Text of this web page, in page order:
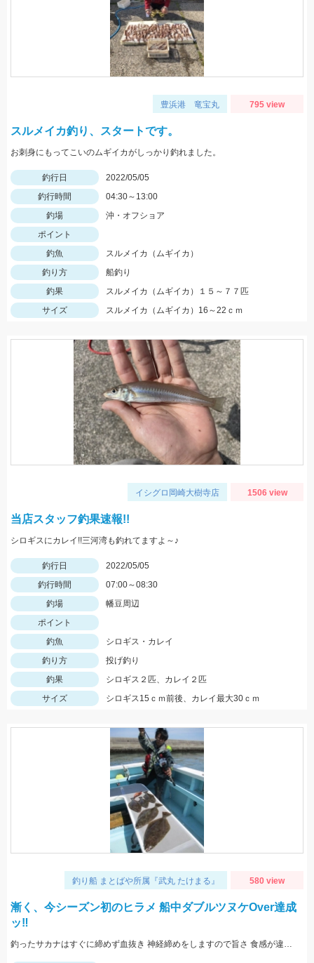
豊浜港 竜宝丸 795 view
スルメイカ釣り、スタートです。
お刺身にもってこいのムギイカがしっかり釣れました。
釣行日
2022/05/05
釣行時間
04:30～13:00
釣場
沖・オフショア
ポイント
釣魚
スルメイカ（ムギイカ）
釣り方
船釣り
釣果
スルメイカ（ムギイカ）１５～７７匹
サイズ
スルメイカ（ムギイカ）16～22ｃｍ
イシグロ岡崎大樹寺店 1506 view
当店スタッフ釣果速報!!
シロギスにカレイ!!三河湾も釣れてますよ～♪
釣行日
2022/05/05
釣行時間
07:00～08:30
釣場
幡豆周辺
ポイント
釣魚
シロギス・カレイ
釣り方
投げ釣り
釣果
シロギス２匹、カレイ２匹
サイズ
シロギス15ｃｍ前後、カレイ最大30ｃｍ
釣り船 まとばや所属『武丸 たけまる』 580 view
漸く、今シーズン初のヒラメ 船中ダブルツヌケOver達成
ッ‼︎
釣ったサカナはすぐに締めず血抜き 神経締めをしますので旨さ 食感が違い過ぎますッ(о´∀`о)